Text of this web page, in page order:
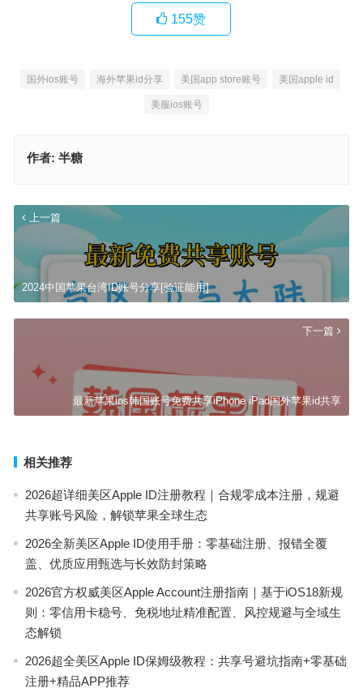
155赞
国外ios账号 海外苹果id分享 美国app store账号 美国apple id
美服ios账号
作者: 半糖
上一篇
2024中国苹果台湾ID账号分享[验证能用]
下一篇
最新苹果ios韩国账号免费共享iPhone iPad国外苹果id共享
相关推荐
2026超详细美区Apple ID注册教程｜合规零成本注册，规避
共享账号风险，解锁苹果全球生态
2026全新美区Apple ID使用手册：零基础注册、报错全覆
盖、优质应用甄选与长效防封策略
2026官方权威美区Apple Account注册指南｜基于iOS18新规
则：零信用卡稳号、免税地址精准配置、风控规避与全域生
态解锁
2026超全美区Apple ID保姆级教程：共享号避坑指南+零基础
注册+精品APP推荐